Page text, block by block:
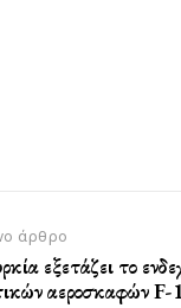
άρθρο
εξετάζει το
αεροσκαφών